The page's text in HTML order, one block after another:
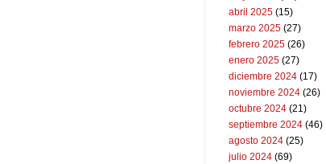
abril 2025 (15)
marzo 2025 (27)
febrero 2025 (26)
enero 2025 (27)
diciembre 2024 (17)
noviembre 2024 (26)
octubre 2024 (21)
septiembre 2024 (46)
agosto 2024 (25)
julio 2024 (69)